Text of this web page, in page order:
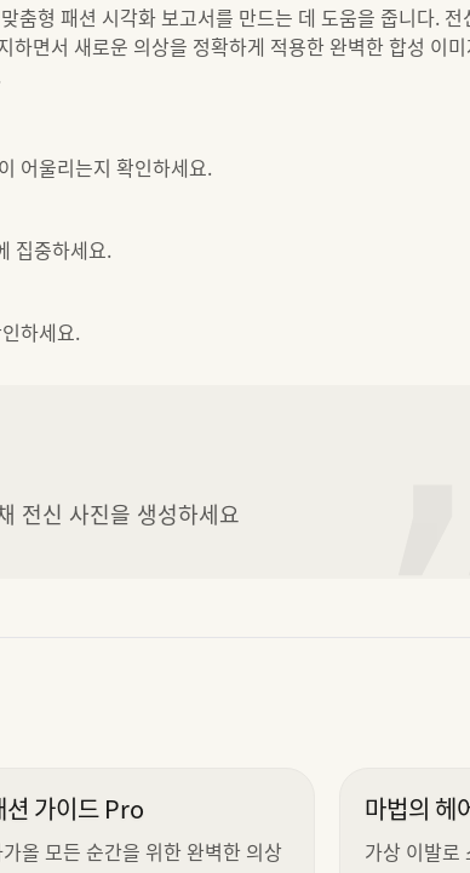
춤형 패션 시각화 보고서를 만드는 데 도움을 줍니다. 전
면서 새로운 의상을 정확하게 적용한 완벽한 합성 이
어울리는지 확인하세요.
집중하세요.
하세요.
전신 사진을 생성하세요
션 가이드 Pro
올 모든 순간을 위한 완벽한 의상
마법의 헤
가상 이발로